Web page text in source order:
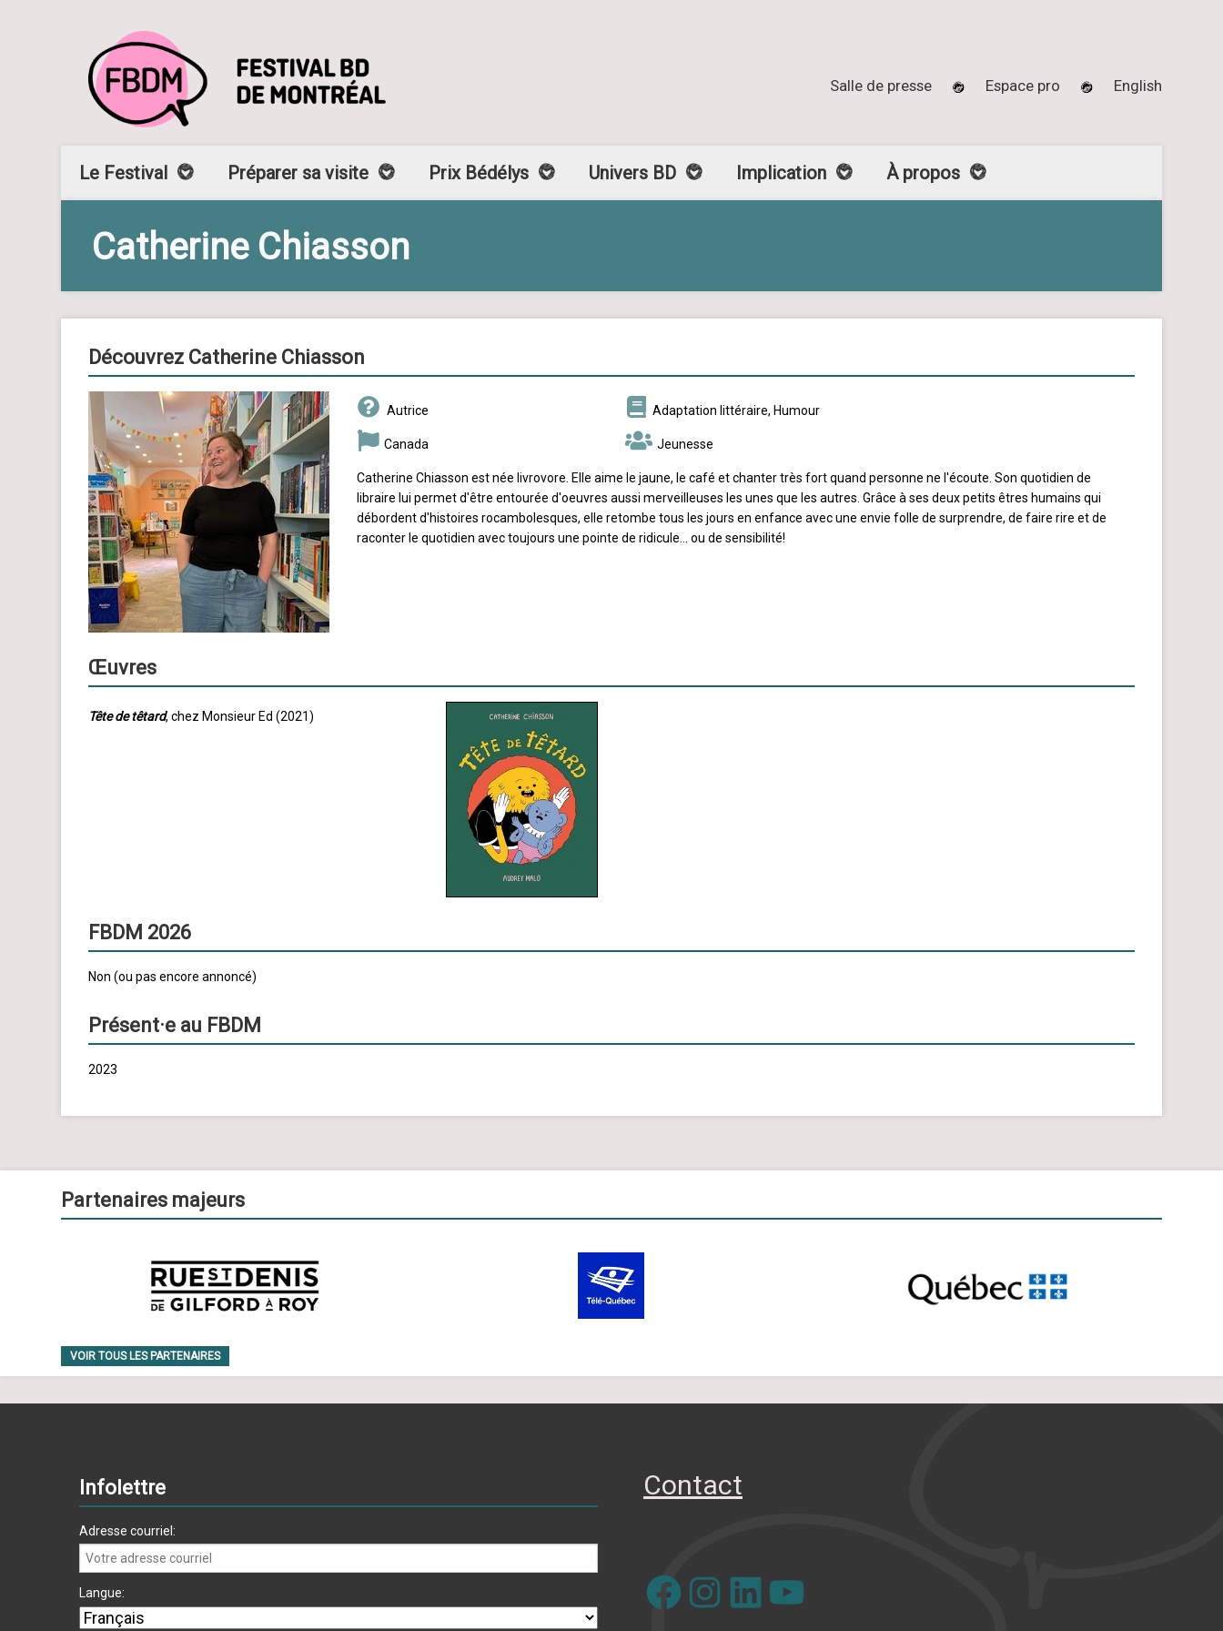
Salle de presse Espace pro English
Le Festival Préparer sa visite Prix Bédélys Univers BD Implication À propos
Catherine Chiasson
Découvrez Catherine Chiasson
Autrice
Canada
Adaptation littéraire, Humour
Jeunesse
Catherine Chiasson est née livrovore. Elle aime le jaune, le café et chanter très fort quand personne ne l'écoute. Son quotidien de
libraire lui permet d'être entourée d'oeuvres aussi merveilleuses les unes que les autres. Grâce à ses deux petits êtres humains qui
débordent d'histoires rocambolesques, elle retombe tous les jours en enfance avec une envie folle de surprendre, de faire rire et de
raconter le quotidien avec toujours une pointe de ridicule... ou de sensibilité!
Œuvres
Tête de têtard, chez Monsieur Ed (2021)
FBDM 2026
Non (ou pas encore annoncé)
Présent·e au FBDM
2023
Partenaires majeurs
VOIR TOUS LES PARTENAIRES
Infolettre
Adresse courriel:
Langue:
Contact
FacebookInstagramLinkedIn YouTube